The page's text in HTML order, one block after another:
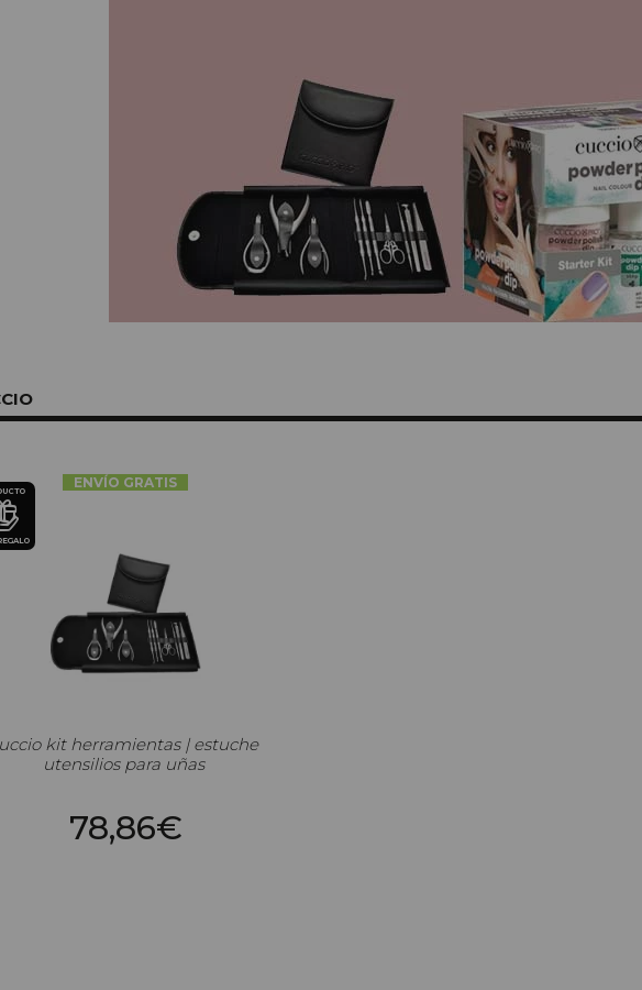
ENVÍO GRATIS
kit herramientas | estuche
utensilios para uñas
78,86€